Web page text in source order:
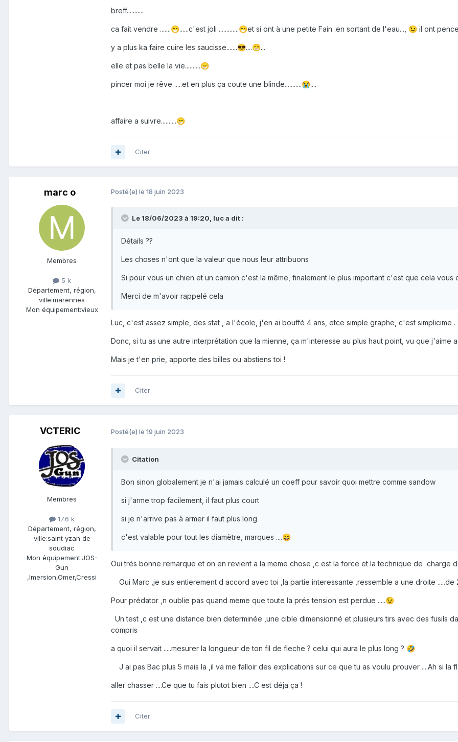
breff...........
ca fait vendre .......😁......c'est joli .............😁et si ont à une petite Fain .en sortant de l'eau..., 😉 il ont
y a plus ka faire cuire les saucisse.......😎....😁...
elle et pas belle la vie..........😁
pincer moi je rêve .....et en plus ça coute une blinde...........😭....
affaire a suivre..........😁
Citer
marc o
Membres
5 k
Département, région,
ville:marennes
Mon équipement:vieux
Posté(e) le 18 juin 2023
Le 18/06/2023 à 19:20, luca dit :
Détails ??
Les choses n'ont que la valeur que nous leur attribuons
Si pour vous un chien et un camion c'est la même, finalement le plus important c'est que cela vous
Merci de m'avoir rappelé cela
Luc, c'est assez simple, des stat , a l'école, j'en ai bouffé 4 ans, etce simple graphe, c'est simplicime .
Donc, si tu as une autre interprétation que la mienne, ça m'interesse au plus haut point, vu que j'aime
Mais je t'en prie, apporte des billes ou abstiens toi !
Citer
VCTERIC
Membres
17.6 k
Département, région,
ville:saint yzan de
soudiac
Mon équipement:JOS-
Gun
,Imersion,Omer,Cressi
Posté(e) le 19 juin 2023
Citation
Bon sinon globalement je n'ai jamais calculé un coeff pour savoir quoi mettre comme sandow
si j'arme trop facilement, il faut plus court
si je n'arrive pas à armer il faut plus long
c'est valable pour tout les diamètre, marques ....😄
Oui trés bonne remarque et on en revient a la meme chose ,c est la force et la technique de charge
Oui Marc ,je suis entierement d accord avec toi ,la partie interessante ,ressemble a une droite .....de
Pour prédator ,n oublie pas quand meme que toute la prés tension est perdue .....😉
Un test ,c est une distance bien determinée ,une cible dimensionné et plusieurs tirs avec des fusils
compris
a quoi il servait .....mesurer la longueur de ton fil de fleche ? celui qui aura le plus long ? 🤣
J ai pas Bac plus 5 mais la ,il va me falloir des explications sur ce que tu as voulu prouver ....Ah si la
aller chasser ....Ce que tu fais plutot bien ....C est déja ça !
Citer